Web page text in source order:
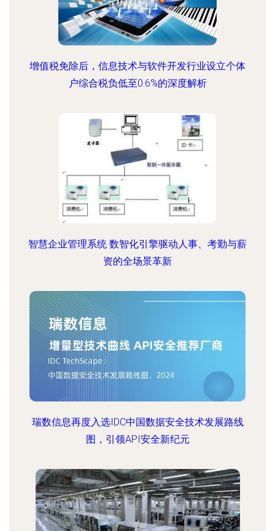
增值税免除后，信息技术与软件开发行业设立个体
户综合税负低至0.6%的深度解析
智慧企业管理系统 数智化引擎驱动人事、考勤与薪
资的全场景革新
瑞数信息再度入选IDC中国数据安全技术发展路线
图，引领API安全新纪元